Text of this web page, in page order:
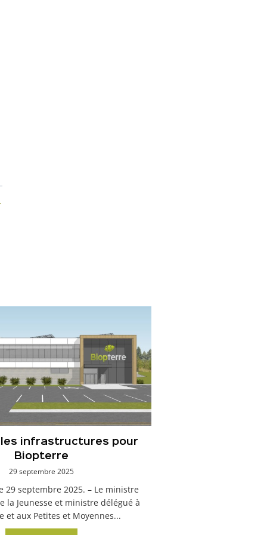
infrastructures pour
Biopterre
29 septembre 2025
29 septembre 2025. – Le ministre
la Jeunesse et ministre délégué à
et aux Petites et Moyennes...